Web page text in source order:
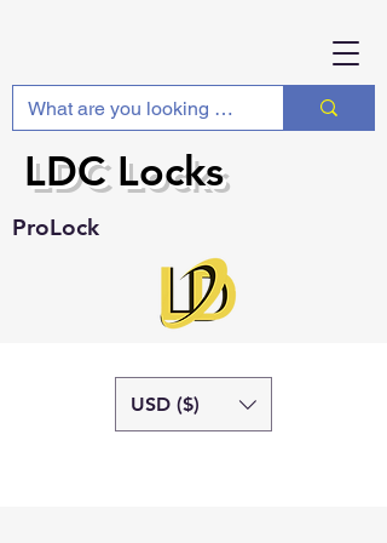
ProLock
LDC Locks
USD ($)